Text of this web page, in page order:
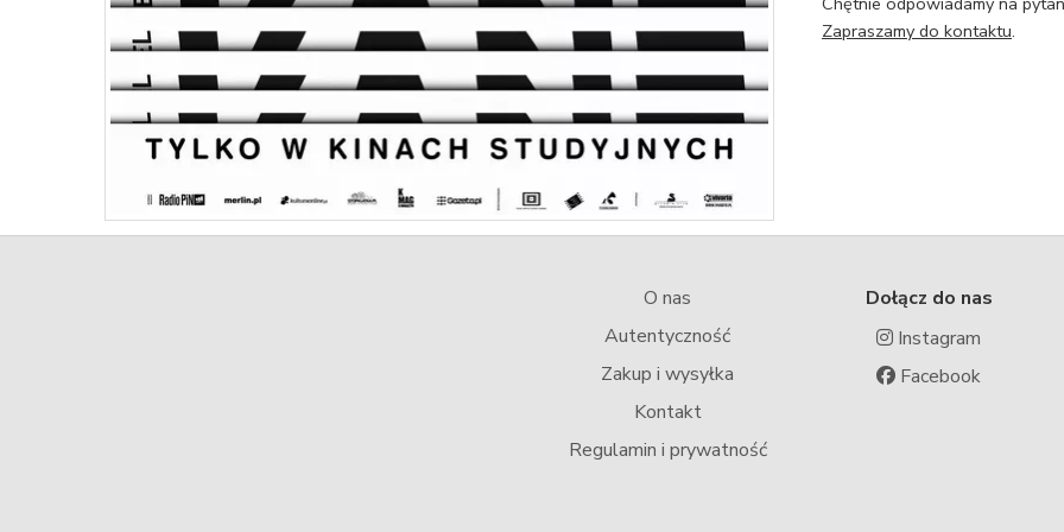
Zapraszamy do kontaktu.
O nas
Autentyczność
Zakup i wysyłka
Kontakt
Regulamin i prywatność
Dołącz do nas
Instagram
Facebook